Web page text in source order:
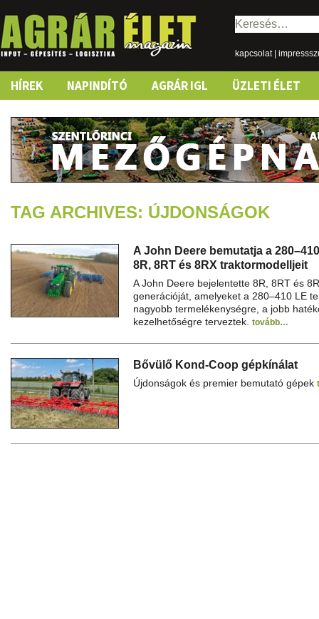
Keresés:
kapcsolat|
Skip
content
HÍREK NAPINDÍTÓ AGRÁR IGL ÜZLETI ÉLET
TAG ARCHIVES: ÚJDONSÁGOK
A John Deere bemutatja a
8R, 8RT és 8RX traktormodelljeit
A John Deere bejelentette 8R, 8RT és
generációját, amelyeket a 280–410 LE
nagyobb termelékenységre, a jobb
kezelhetőségre terveztek. tovább…
Bővülő Kond-Coop gépkínálat
Újdonságok és premier bemutató gépek